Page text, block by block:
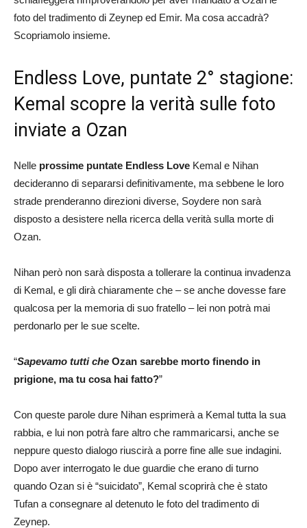
foto del tradimento di Zeynep ed Emir. Ma cosa accadrà?
Scopriamolo insieme.
Endless Love, puntate 2° stagione:
Kemal scopre la verità sulle foto
inviate a Ozan
Nelle prossime puntate Endless Love Kemal e Nihan
decideranno di separarsi definitivamente, ma sebbene le loro
strade prenderanno direzioni diverse, Soydere non sarà
disposto a desistere nella ricerca della verità sulla morte di
Ozan.
Nihan però non sarà disposta a tollerare la continua invadenza
di Kemal, e gli dirà chiaramente che – se anche dovesse fare
qualcosa per la memoria di suo fratello – lei non potrà mai
perdonarlo per le sue scelte.
“Sapevamo tutti che Ozan sarebbe morto finendo in
prigione, ma tu cosa hai fatto?”
Con queste parole dure Nihan esprimerà a Kemal tutta la sua
rabbia, e lui non potrà fare altro che rammaricarsi, anche se
neppure questo dialogo riuscirà a porre fine alle sue indagini.
Dopo aver interrogato le due guardie che erano di turno
quando Ozan si è “suicidato”, Kemal scoprirà che è stato
Tufan a consegnare al detenuto le foto del tradimento di
Zeynep.